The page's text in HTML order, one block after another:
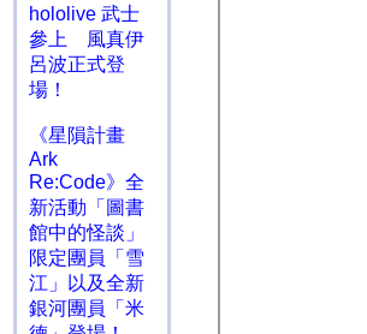
hololive 武士
參上 風真伊
呂波正式登
場！
《星隕計畫
Ark
Re:Code》全
新活動「圖書
館中的怪談」
限定團員「雪
江」以及全新
銀河團員「米